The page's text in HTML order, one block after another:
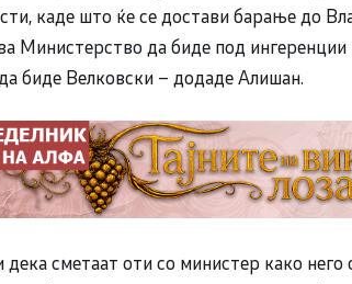
каде што ќе се достави барање до
Министерство да биде под
биде Велковски – додаде Алишан.
дека сметаат оти со министер како